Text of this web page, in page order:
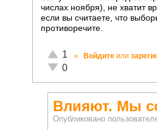
числах ноября), не хватит
если вы считаете, что
противоречите.
Отлично!
1
Неадекватно!
0
» Войдите или
Влияют. Мы
Опубликовано